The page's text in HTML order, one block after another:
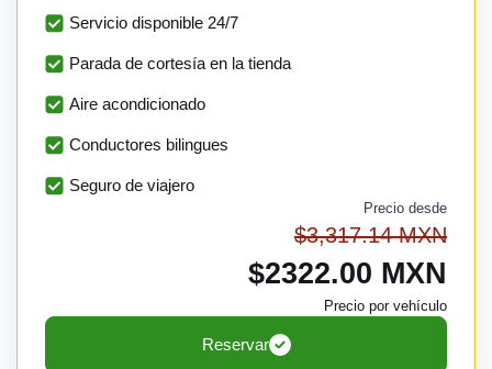
Servicio disponible 24/7
Parada de cortesía en la tienda
Aire acondicionado
Conductores bilingues
Seguro de viajero
Precio desde
$3,317.14 MXN
$2322.00 MXN
Precio por vehículo
Reservar